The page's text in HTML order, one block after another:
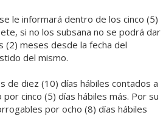
le informará dentro de los cinco (5)
si no los subsana no se podrá dar
(2) meses desde la fecha del
del mismo.
de diez (10) días hábiles contados a
cinco (5) días hábiles más. Por su
por ocho (8) días hábiles